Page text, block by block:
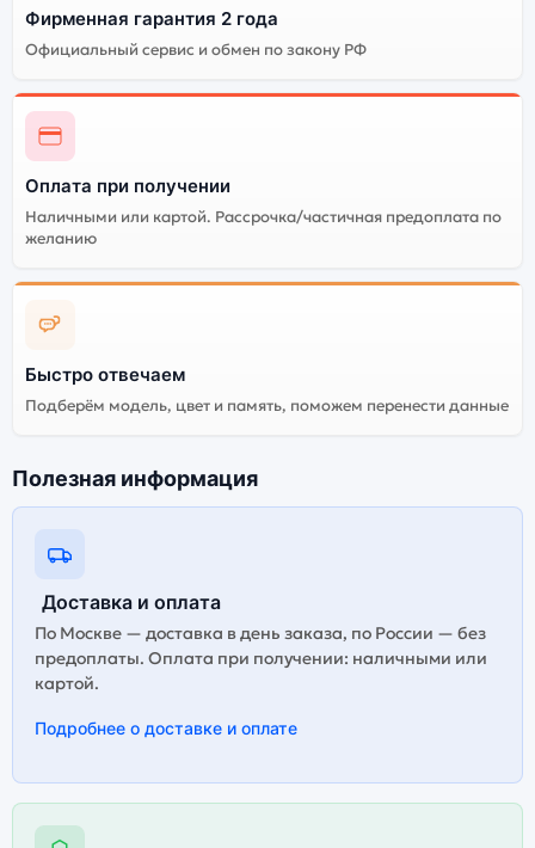
Фирменная гарантия 2 года
Официальный сервис и обмен по закону РФ
Оплата при получении
Наличными или картой. Рассрочка/частичная предоплата по
желанию
Быстро отвечаем
Подберём модель, цвет и память, поможем перенести данные
Полезная информация
Доставка и оплата
По Москве — доставка в день заказа, по России — без
предоплаты. Оплата при получении: наличными или
картой.
Подробнее о доставке и оплате